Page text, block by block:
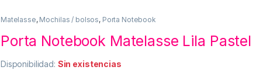
Matelasse, Mochilas / bolsos, Porta Notebook
Porta Notebook Matelasse Lila Pastel
Disponibilidad: Sin existencias